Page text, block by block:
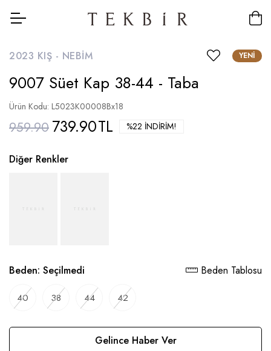
2023 KIŞ - NEBIM YENI
9007 Süet Kap 38-44 - Taba
Ürün Kodu: L5023K00008Bx18
959.90 739.90TL %22 İNDIRIM!
Diğer Renkler
Beden: Seçilmedi Beden Tablosu
40 38 44 42
Gelince Haber Ver